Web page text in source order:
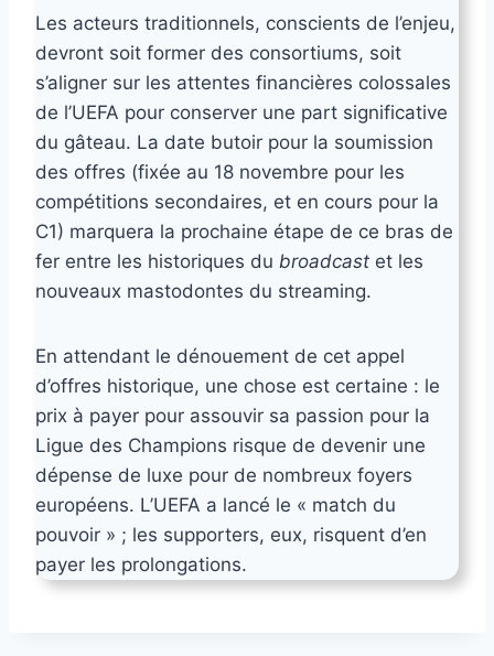
Les acteurs traditionnels, conscients de l’enjeu,
devront soit former des consortiums, soit
s’aligner sur les attentes financières colossales
de l’UEFA pour conserver une part significative
du gâteau. La date butoir pour la soumission
des offres (fixée au 18 novembre pour les
compétitions secondaires, et en cours pour la
C1) marquera la prochaine étape de ce bras de
fer entre les historiques du broadcast et les
nouveaux mastodontes du streaming.
En attendant le dénouement de cet appel
d’offres historique, une chose est certaine : le
prix à payer pour assouvir sa passion pour la
Ligue des Champions risque de devenir une
dépense de luxe pour de nombreux foyers
européens. L’UEFA a lancé le « match du
pouvoir » ; les supporters, eux, risquent d’en
payer les prolongations.